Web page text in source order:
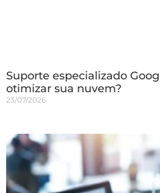
Suporte especializado
otimizar sua nuvem?
23/07/2026